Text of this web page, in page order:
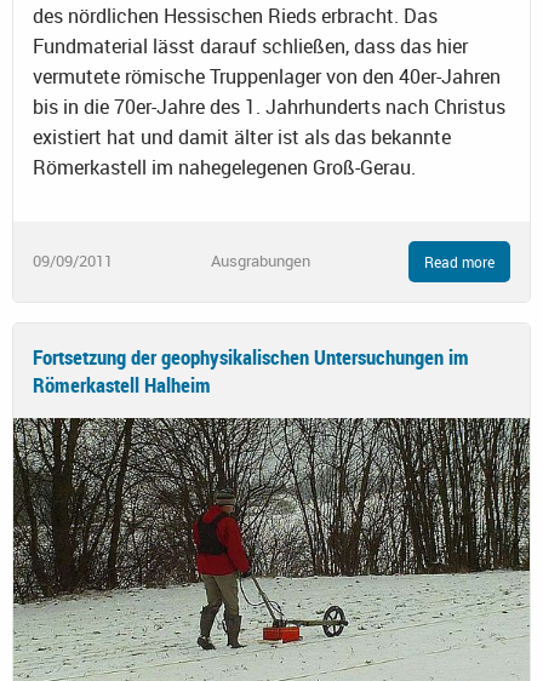
des nördlichen Hessischen Rieds erbracht. Das
Fundmaterial lässt darauf schließen, dass das hier
vermutete römische Truppenlager von den 40er-Jahren
bis in die 70er-Jahre des 1. Jahrhunderts nach Christus
existiert hat und damit älter ist als das bekannte
Römerkastell im nahegelegenen Groß-Gerau.
09/09/2011 Ausgrabungen Read more
Fortsetzung der geophysikalischen Untersuchungen im
Römerkastell Halheim